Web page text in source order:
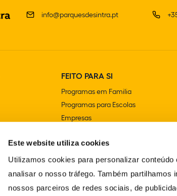
Este website utiliza cookies
Utilizamos cookies para personalizar
analisar o nosso tráfego. Também
nossos parceiros de redes sociais, de
info@parquesdesintra.pt
FEITO PARA SI
Programas em Familia
Programas para Escolas
Empresas